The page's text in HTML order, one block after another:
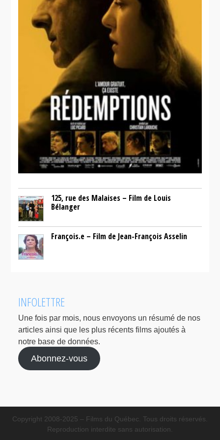
125, rue des Malaises – Film de Louis
Bélanger
François.e – Film de Jean-François Asselin
INFOLETTRE
Une fois par mois, nous envoyons un résumé de nos
articles ainsi que les plus récents films ajoutés à
notre base de données.
Abonnez-vous
Copyright 2008-2025 – Films du Québec. Tous droits réservés.
Reproduction interdite sans autorisation.